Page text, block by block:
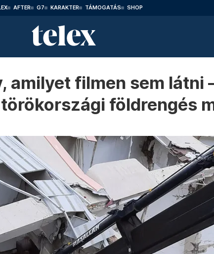
AFTER G7 KARAKTER TÁMOGATÁS SHOP
amilyet filmen sem látni
földrengés